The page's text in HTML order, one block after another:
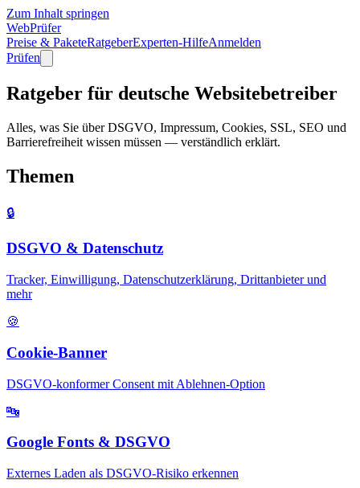
Zum Inhalt springen
WebPrüfer
Preise & PaketeRatgeberExperten-HilfeAnmelden
Prüfen
Ratgeber für deutsche Websitebetreiber
Alles, was Sie über DSGVO, Impressum, Cookies, SSL, SEO und
Barrierefreiheit wissen müssen — verständlich erklärt.
Themen
🔒
DSGVO & Datenschutz
Tracker, Einwilligung, Datenschutzerklärung, Drittanbieter und
mehr
🍪
Cookie-Banner
DSGVO-konformer Consent mit Ablehnen-Option
🔤
Google Fonts & DSGVO
Externes Laden als DSGVO-Risiko erkennen